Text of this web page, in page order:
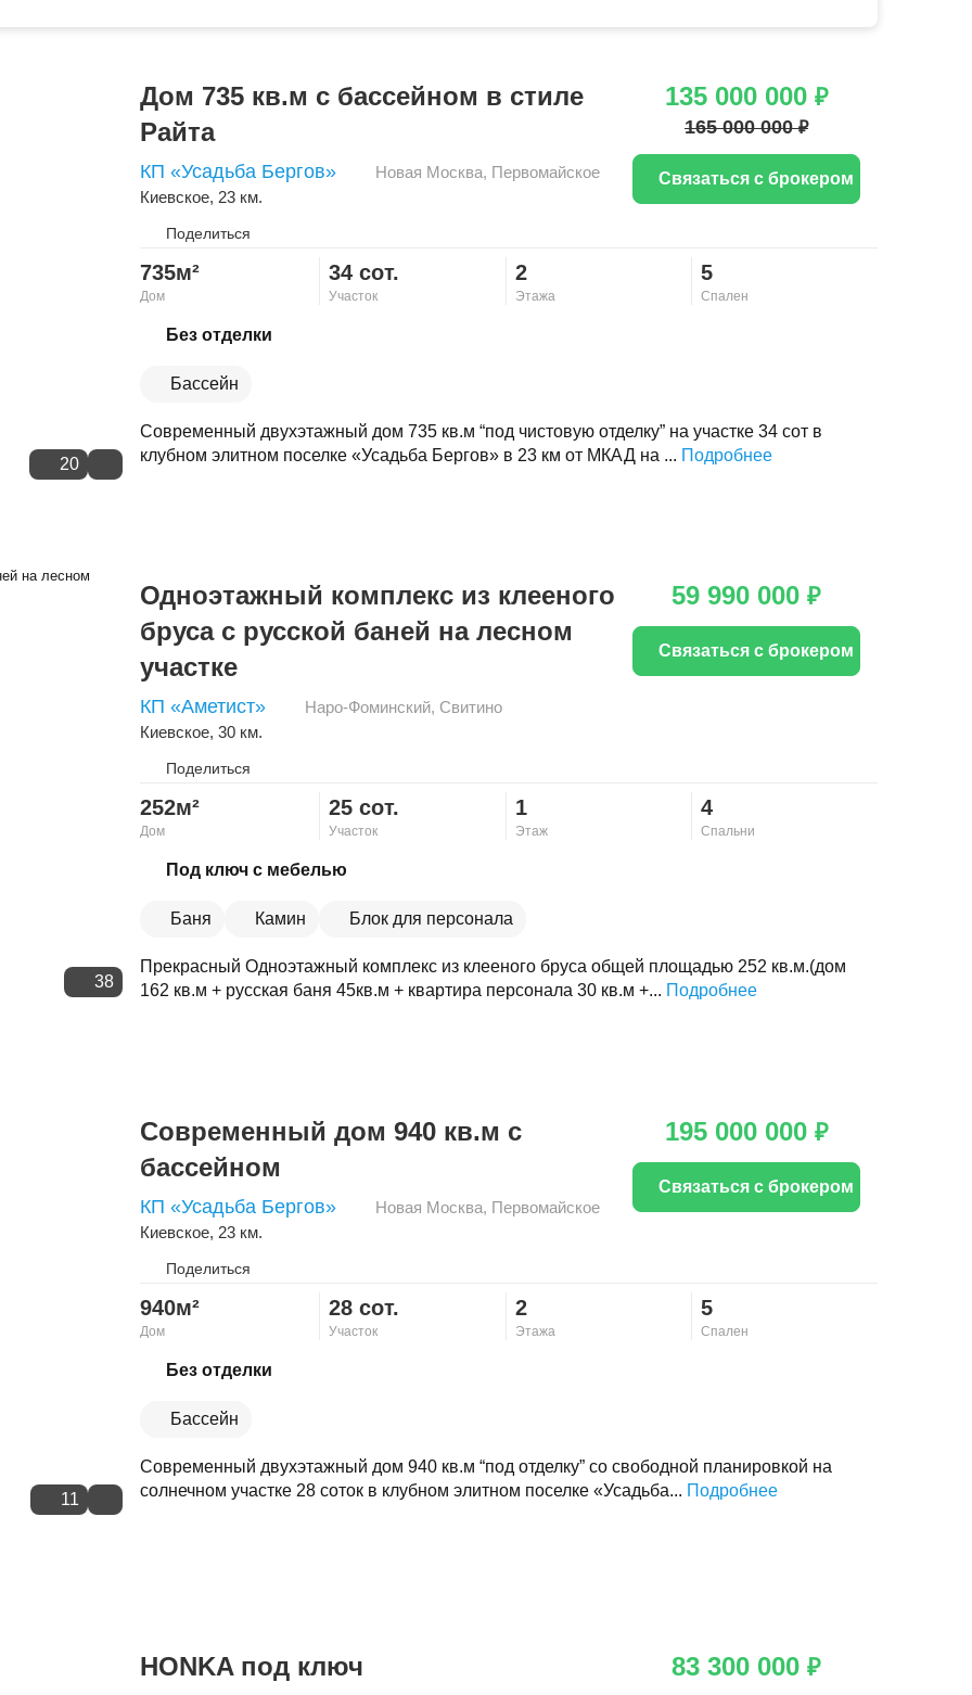
20
Дом 735 кв.м с бассейном в стиле
Райта
КП «Усадьба Бергов» Новая Москва, Первомайское
Киевское, 23 км.
Поделиться
735м²
Дом
34 сот.
Участок
2
Этажа
5
Спален
Без отделки
Бассейн
Современный двухэтажный дом 735 кв.м “под чистовую отделку” на участке 34 сот в
клубном элитном поселке «Усадьба Бергов» в 23 км от МКАД на ... Подробнее
135 000 000 ₽
165 000 000 ₽
Связаться с брокером
38
Одноэтажный комплекс из клееного
бруса с русской баней на лесном
участке
КП «Аметист» Наро-Фоминский, Свитино
Киевское, 30 км.
Поделиться
Скопировать ссылку
252м²
Дом
25 сот.
Участок
1
Этаж
4
Спальни
Под ключ с мебелью
Баня Камин Блок для персонала
Прекрасный Одноэтажный комплекс из клееного бруса общей площадью 252 кв.м.(дом
162 кв.м + русская баня 45кв.м + квартира персонала 30 кв.м +... Подробнее
59 990 000 ₽
Связаться с брокером
11
Современный дом 940 кв.м с
бассейном
КП «Усадьба Бергов» Новая Москва, Первомайское
Киевское, 23 км.
Поделиться
940м²
Дом
28 сот.
Участок
2
Этажа
5
Спален
Без отделки
Бассейн
Современный двухэтажный дом 940 кв.м “под отделку” со свободной планировкой на
солнечном участке 28 соток в клубном элитном поселке «Усадьба... Подробнее
195 000 000 ₽
Связаться с брокером
HONKA под ключ 83 300 000 ₽